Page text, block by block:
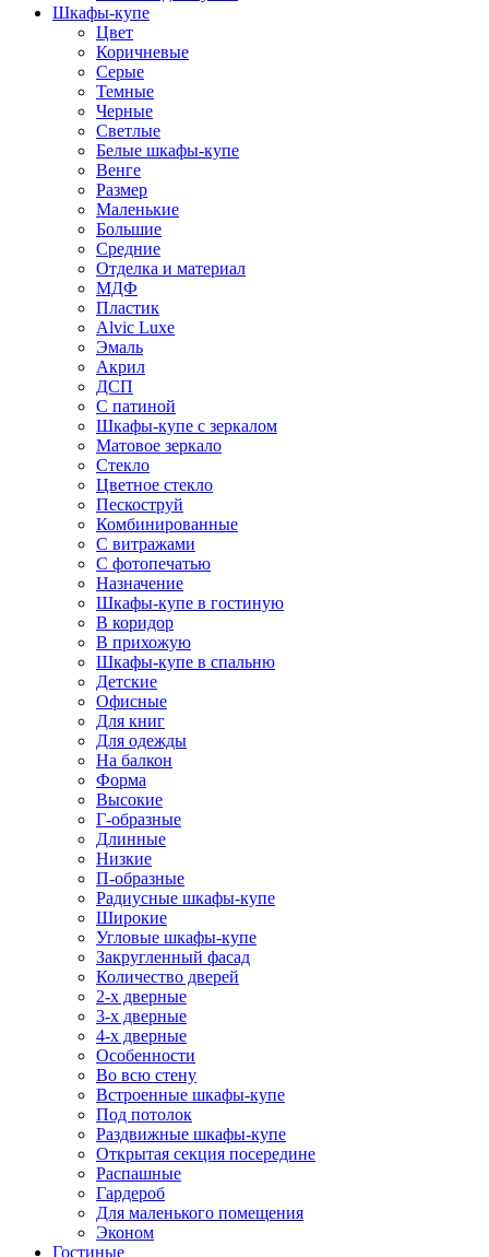
Шкафы-купе
Цвет
Коричневые
Серые
Темные
Черные
Светлые
Белые шкафы-купе
Венге
Размер
Маленькие
Большие
Средние
Отделка и материал
МДФ
Пластик
Alvic Luxe
Эмаль
Акрил
ДСП
С патиной
Шкафы-купе с зеркалом
Матовое зеркало
Стекло
Цветное стекло
Пескоструй
Комбинированные
С витражами
С фотопечатью
Назначение
Шкафы-купе в гостиную
В коридор
В прихожую
Шкафы-купе в спальню
Детские
Офисные
Для книг
Для одежды
На балкон
Форма
Высокие
Г-образные
Длинные
Низкие
П-образные
Радиусные шкафы-купе
Широкие
Угловые шкафы-купе
Закругленный фасад
Количество дверей
2-х дверные
3-х дверные
4-х дверные
Особенности
Во всю стену
Встроенные шкафы-купе
Под потолок
Раздвижные шкафы-купе
Открытая секция посередине
Распашные
Гардероб
Для маленького помещения
Эконом
Гостиные